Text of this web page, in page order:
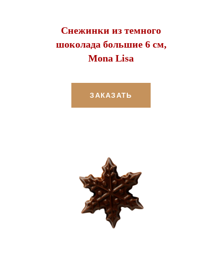
Снежинки из темного
шоколада большие 6 см,
Mona Lisa
ЗАКАЗАТЬ